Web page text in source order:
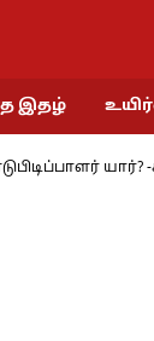
இதழ்
யார்? -